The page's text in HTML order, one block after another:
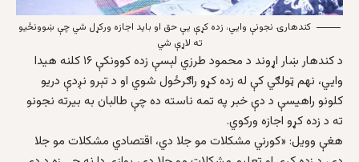
کندهارۍ نجونې وایي، زده کړې یې حق او باید اجازه ورکړل شي چې ښوونځیو
ته لاړې شي
د کندهار ښار اړوند د محمود طرزي لېسې زده کوونکې ۱۶ کلنه هیدا
وایي، نهم ټولګي کې له زده کړو راګرځول شوي او د تېرو نږدې دریو
کلونو راهیسې د دې خبر په تمه ناسته ده چې طالبان به بیرته نجونو
ته د زده کړو اجازه ورکوي.
هغې وویل: «کورني مشکلات مو جلا دي، اقتصادي مشکلات مو جلا